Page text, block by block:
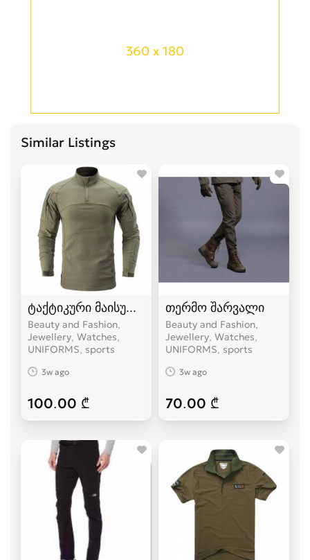
360 x 180
Similar Listings
ტაქტიკური მაისური Tactical Suit
Beauty and Fashion,
Jewellery, Watches,
UNIFORMS, sports
3w ago
100.00 ₾
თერმო შარვალი
Beauty and Fashion,
Jewellery, Watches,
UNIFORMS, sports
3w ago
70.00 ₾